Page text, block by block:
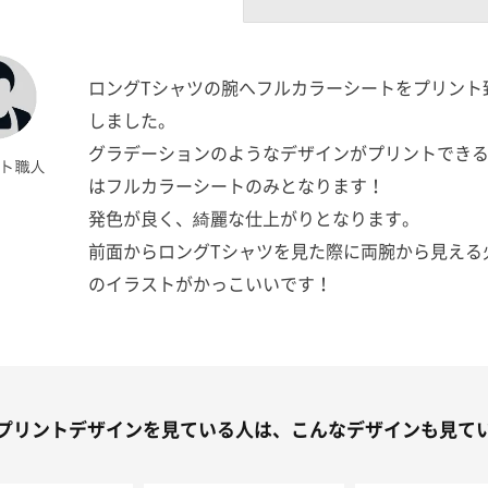
ロングTシャツの腕へフルカラーシートをプリント
しました。
グラデーションのようなデザインがプリントでき
はフルカラーシートのみとなります！
発色が良く、綺麗な仕上がりとなります。
前面からロングTシャツを見た際に両腕から見える
のイラストがかっこいいです！
リントデザインを見ている人は、こんなデザインも見て